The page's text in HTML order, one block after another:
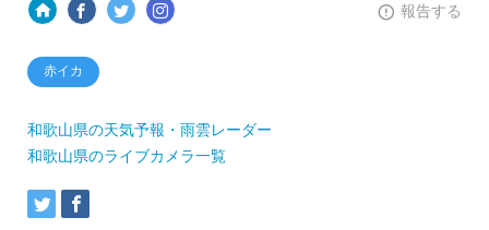
報告する
赤イカ
和歌山県の天気予報・雨雲レーダー
和歌山県のライブカメラ一覧